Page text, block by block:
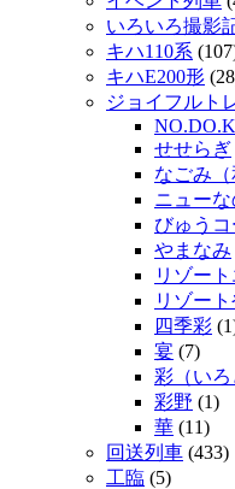
いろいろ撮影
キハ110系
キハE200形
ジョイフルト
せせらぎ
なごみ（
ニュー
びゅう
やまなみ
リゾー
リゾー
四季彩
宴 (7)
彩（いろ
彩野 (1)
華 (11)
回送列車 (433)
工臨 (5)